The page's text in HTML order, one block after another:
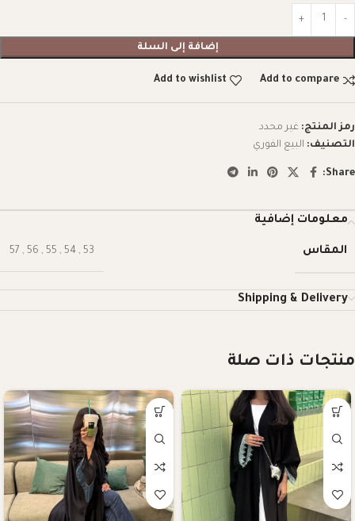
إضافة إلى السلة
Add to compare
Add to wishlist
رمز المنتج: غير محدد
التصنيف: البيع الفوري
Share:
معلومات إضافية
المقاس 53
,
54
,
55
,
56
,
57
Shipping & Delivery
منتجات ذات صلة